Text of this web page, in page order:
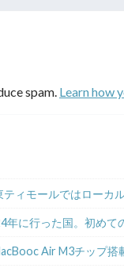
spam. Learn how
ティモールではローカ
年に行った国。初めて
Air M3チップ